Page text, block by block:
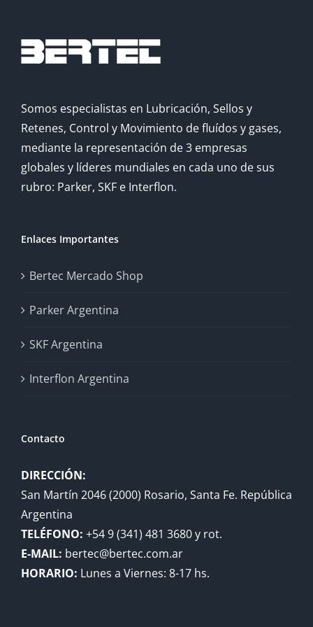
Somos especialistas en Lubricación, Sellos y
Retenes, Control y Movimiento de fluídos y gases,
mediante la representación de 3 empresas
globales y líderes mundiales en cada uno de sus
rubro: Parker, SKF e Interflon.
Enlaces Importantes
Bertec Mercado Shop
Parker Argentina
SKF Argentina
Interflon Argentina
Contacto
DIRECCIÓN:
San Martín 2046 (2000) Rosario, Santa Fe. República
Argentina
TELÉFONO: +54 9 (341) 481 3680 y rot.
E-MAIL: bertec@bertec.com.ar
HORARIO: Lunes a Viernes: 8-17 hs.